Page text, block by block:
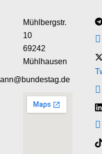
Mühlbergstr.
10
69242
Mühlhausen